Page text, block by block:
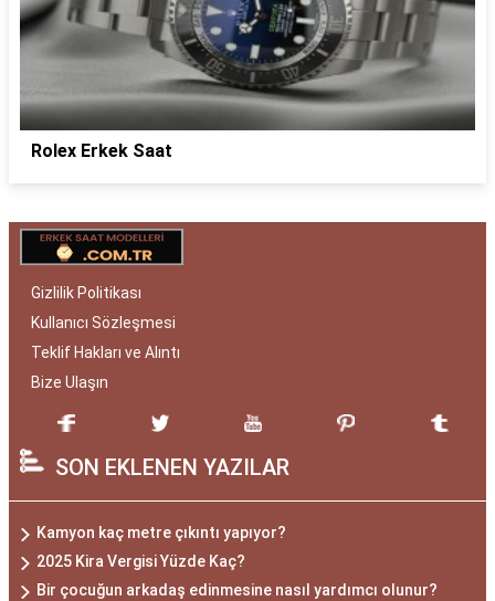
Rolex Erkek Saat
Gizlilik Politikası
Kullanıcı Sözleşmesi
Teklif Hakları ve Alıntı
Bize Ulaşın
SON EKLENEN YAZILAR
Kamyon kaç metre çıkıntı yapıyor?
2025 Kira Vergisi Yüzde Kaç?
Bir çocuğun arkadaş edinmesine nasıl yardımcı olunur?